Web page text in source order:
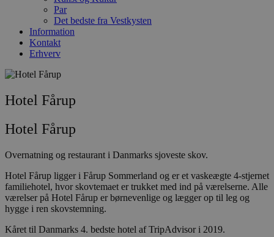
Par
Det bedste fra Vestkysten
Information
Kontakt
Erhverv
Hotel Fårup
Hotel Fårup
Overnatning og restaurant i Danmarks sjoveste skov.
Hotel Fårup ligger i Fårup Sommerland og er et vaskeægte 4-stjernet
familiehotel, hvor skovtemaet er trukket med ind på værelserne. Alle
værelser på Hotel Fårup er børnevenlige og lægger op til leg og
hygge i ren skovstemning.
Kåret til Danmarks 4. bedste hotel af TripAdvisor i 2019.